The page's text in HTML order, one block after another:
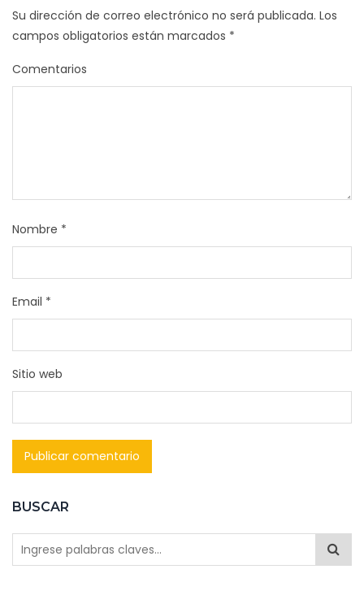
BUSCAR
Su dirección de correo electrónico no será publicada. Los
campos obligatorios están marcados *
Comentarios
Nombre *
Email *
Sitio web